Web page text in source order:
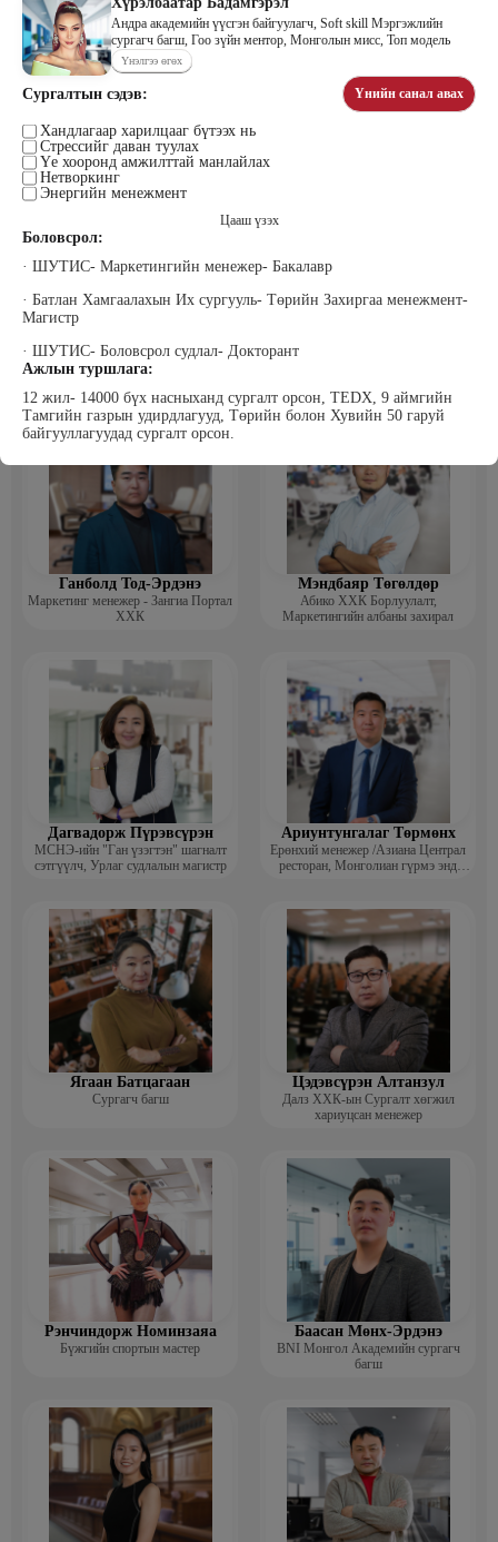
Андра академийн үүсгэн байгуулагч, Soft skill Мэргэжлийн
сургагч багш, Гоо зүйн ментор, Монголын мисс, Топ модель
Үнэлгээ өгөх
Сургалтын сэдэв: Үнийн санал авах
Хандлагаар харилцааг бүтээх нь
Стрессийг даван туулах
Үе хооронд амжилттай манлайлах
Нетворкинг
Энергийн менежмент
Цааш үзэх
Боловсрол:
· ШУТИС- Маркетингийн менежер- Бакалавр
· Батлан Хамгаалахын Их сургууль- Төрийн Захиргаа менежмент-
Магистр
· ШУТИС- Боловсрол судлал- Докторант
Ажлын туршлага:
12 жил- 14000 бүх насныханд сургалт орсон, TEDX, 9 аймгийн
Тамгийн газрын удирдлагууд, Төрийн болон Хувийн 50 гаруй
байгууллагуудад сургалт орсон.
Наран анд консалтинг” ХХК-ийн
Бээжин Солонгоо
Франклинкови Монгол ХХК
Прус Центр ХХК-ийн Хяналт
шинжилгээ үнэлгээний дарга
тогтолцооны хэрэгжүүлэгч
Болор Үйлсийн Үндэс ТББ-ийн
ажилтан, сургагч багш
Ганболд Тод-Эрдэнэ
Маркетинг менежер - Зангиа Портал
ХХК
Мэндбаяр Төгөлдөр
Абико ХХК Борлуулалт,
Маркетингийн албаны захирал
Дагвадорж Пүрэвсүрэн
МСНЭ-ийн "Ган үзэгтэн" шагналт
сэтгүүлч, Урлаг судлалын магистр
Ариунтунгалаг Төрмөнх
Ерөнхий менежер /Азиана Централ
ресторан, Монголиан гүрмэ энд
Ягаан Батцагаан
Сургагч багш
Цэдэвсүрэн Алтанзул
Далз ХХК-ын Сургалт хөгжил
хариуцсан менежер
Рэнчиндорж Номинзаяа
Бүжгийн спортын мастер
Баасан Мөнх-Эрдэнэ
BNI Монгол Академийн сургагч
багш